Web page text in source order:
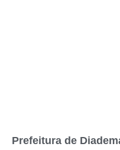
Prefeitura de